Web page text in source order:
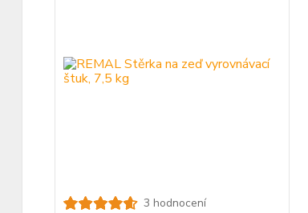
3 hodnocení